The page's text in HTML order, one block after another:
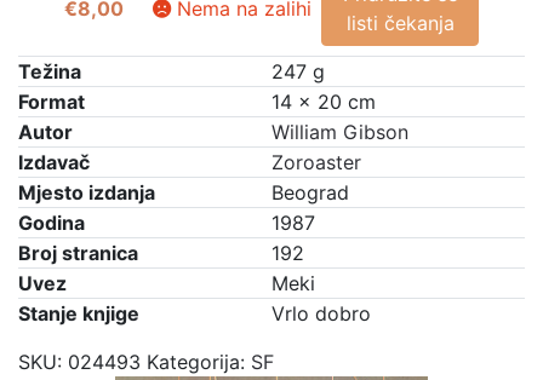
€8,00 Nema na zalihi
listi čekanja
Težina
247 g
Format
14 × 20 cm
Autor
William Gibson
Izdavač
Zoroaster
Mjesto izdanja
Beograd
Godina
1987
Broj stranica
192
Uvez
Meki
Stanje knjige
Vrlo dobro
SKU: 024493 Kategorija: SF